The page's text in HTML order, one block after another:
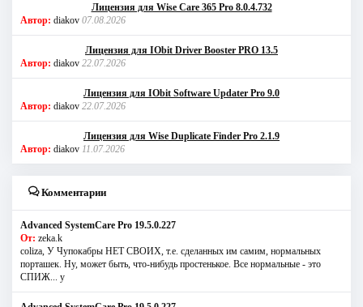
Лицензия для Wise Care 365 Pro 8.0.4.732
Автор: diakov 07.08.2026
Лицензия для IObit Driver Booster PRO 13.5
Автор: diakov 22.07.2026
Лицензия для IObit Software Updater Pro 9.0
Автор: diakov 22.07.2026
Лицензия для Wise Duplicate Finder Pro 2.1.9
Автор: diakov 11.07.2026
Комментарии
Advanced SystemCare Pro 19.5.0.227
От: zeka.k
coliza, У Чупокабры НЕТ СВОИХ, т.е. сделанных им самим, нормальных
порташек. Ну, может быть, что-нибудь простенькое. Все нормальные - это
СПИЖ... у